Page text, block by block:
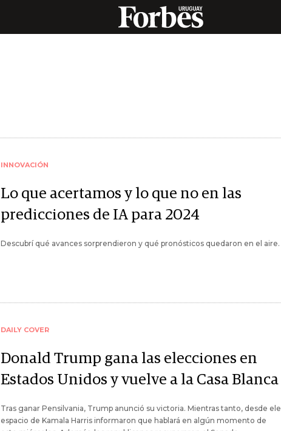
INNOVACIÓN
Lo que acertamos y lo que no en las
predicciones de IA para 2024
Descubrí qué avances sorprendieron y qué pronósticos quedaron en el aire.
DAILY COVER
Donald Trump gana las elecciones en
Estados Unidos y vuelve a la Casa Blanca
Tras ganar Pensilvania, Trump anunció su victoria. Mientras tanto, desde ele
espacio de Kamala Harris informaron que hablará en algún momento de